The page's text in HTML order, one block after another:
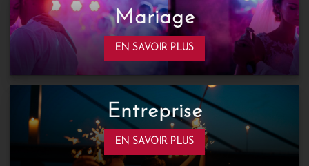
Mariage
EN SAVOIR PLUS
Entreprise
EN SAVOIR PLUS